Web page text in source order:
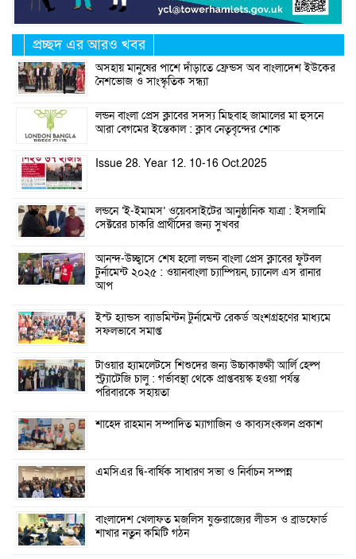
প্রচ্ছদ এর আরও খবর
অসহায় মানুষের পাশে দাঁড়াতে ফ্রেন্ডস অব বাংলাদেশ ইউকের
নৈশভোজ ও সাংস্কৃতিক সন্ধ্যা
লন্ডন বাংলা প্রেস ক্লাবের সদস্য মিছবাহ জামালের মা হুসনে
আরা বেগমের ইন্তেকাল : ক্লাব নেতৃবৃন্দের শোক
Issue 28. Year 12. 10-16 Oct.2025
লন্ডনে ‘ই-ইমামস’ ওয়েবসাইটের আনুষ্ঠানিক যাত্রা : ইসলামি
সেক্টরের চাকরি প্রার্থীদের জন্য সুখবর
আনন্দ-উচ্ছ্বাসে শেষ হলো লন্ডন বাংলা প্রেস ক্লাবের ফুটবল
টুর্নামেন্ট ২০২৫ : ওয়ানবাংলা চ্যাম্পিয়ন, চ্যানেল এস রানার
আপ
ইস্ট হ্যান্ডস ব্যাডমিন্টন টুর্নামেন্ট রেকর্ড অংশগ্রহণের মাধ্যমে
সফলভাবে সমাপ্ত
টাওয়ার হ্যামলেটসে শিশুদের জন্য উচ্চাকাঙ্ক্ষী আর্লি হেল্প
স্ট্র্যাটেজি চালু : গর্ভাবস্থা থেকে প্রাপ্তবয়স্ক হওয়া পর্যন্ত
পরিবারকে সহায়তা
শাহেদ রাহমান সম্পাদিত ম্যাগাজিন ও কাব্যসংকলন প্রকাশ
এমসিএর দ্বি-বার্ষিক সাধারণ সভা ও নির্বাচন সম্পন্ন
বাংলাদেশ খেলাফত মজলিস যুক্তরাজ্যের লীডস ও ব্রাডফোর্ড
শাখার নতুন কমিটি গঠন